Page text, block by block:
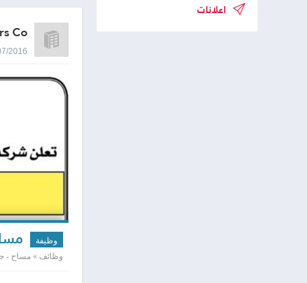
اعلانات
Co.
03/07/2016
وظيفة
وظائف » مساح -